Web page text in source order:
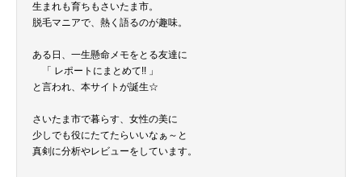
生まれも育ちもさいたま市。
脱毛マニアで、熱く語るのが趣味。
ある日、一生懸命メモをとる友達に
「 レポートにまとめて!! 」
と言われ、本サイトが誕生☆
さいたま市で暮らす、女性の美に
少しでも役にたてたらいいなぁ～と
真剣に分析やレビューをしています。